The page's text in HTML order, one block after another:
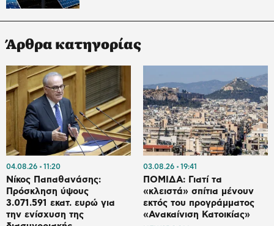
Άρθρα κατηγορίας
04.08.26 11:20
Νίκος Παπαθανάσης:
Πρόσκληση ύψους
3.071.591 εκατ. ευρώ για
την ενίσχυση της
03.08.26 19:41
ΠΟΜΙΔΑ: Γιατί τα
«κλειστά» σπίτια μένουν
εκτός του προγράμματος
«Ανακαίνιση Κατοικίας»